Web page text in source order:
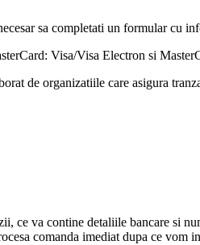
sa completati un formular cu
Visa/Visa Electron si
de organizatiile care asigura
ce va contine detaliile bancare si
comanda imediat dupa ce vom